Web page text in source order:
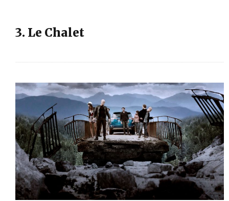
3. Le Chalet